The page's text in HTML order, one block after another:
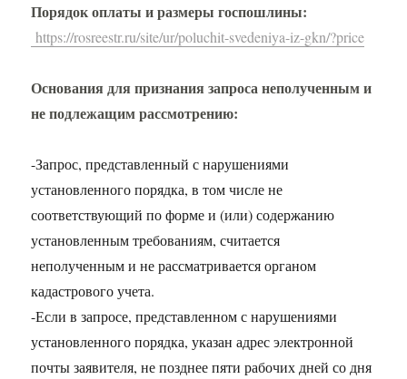
Порядок оплаты и размеры госпошлины:
https://rosreestr.ru/site/ur/poluchit-svedeniya-iz-gkn/?price
Основания для признания запроса неполученным и
не подлежащим рассмотрению:
-Запрос, представленный с нарушениями
установленного порядка, в том числе не
соответствующий по форме и (или) содержанию
установленным требованиям, считается
неполученным и не рассматривается органом
кадастрового учета.
-Если в запросе, представленном с нарушениями
установленного порядка, указан адрес электронной
почты заявителя, не позднее пяти рабочих дней со дня